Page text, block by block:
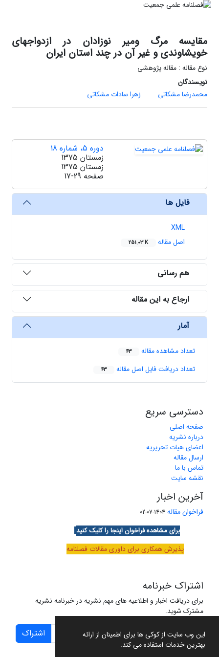
این وب سایت از کوکی ها برای اطمینان از ارائه
بهترین خدمات استفاده می کند.
مقایسه مرگ ومیر نوزادان در ازدواجهای
خویشاوندی و غیر آن در چند استان ایران
نوع مقاله : مقاله پژوهشی
نویسندگان
محمدرضا مشکاتی
زهرا سادات مشکاتی
دوره 5، شماره 18
زمستان 1375
زمستان 1375
صفحه 17-29
فایل ها
XML
اصل مقاله
251.03 K
هم رسانی
ارجاع به این مقاله
آمار
تعداد مشاهده مقاله 43
تعداد دریافت فایل اصل مقاله 43
دسترسی سریع
صفحه اصلی
درباره نشریه
اعضای هیات تحریریه
ارسال مقاله
تماس با ما
نقشه سایت
آخرین اخبار
فراخوان مقاله 1404-07-02
برای مشاهده فراخوان اینجا را کلیک کنید
پذیرش همکاری برای داوری مقالات فصلنامه
اشتراک خبرنامه
برای دریافت اخبار و اطلاعیه های مهم نشریه در خبرنامه نشریه
مشترک شوید.
اشتراک